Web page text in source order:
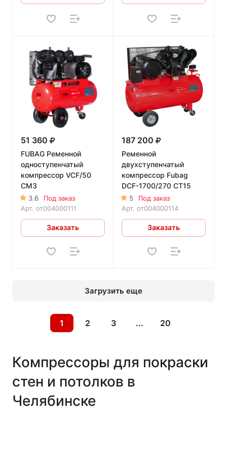
51 360
FUBAG Ременной
одноступенчатый
компрессор VCF/50
CM3
3.6
Под заказ
Арт. от004000111
Заказать
187 200
Ременной
двухступенчатый
компрессор Fubag
DCF-1700/270 CT15
5
Под заказ
Арт. от004000114
Заказать
Загрузить еще
1 2 3 ... 20
Компрессоры для покраски
стен и потолков в
Челябинске